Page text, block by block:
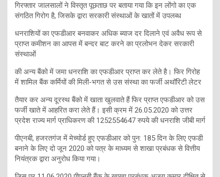
गिरफ्तार जालसालों ने विस्तृत पूछताछ पर बताया गया कि इन लोंगो का एक
संगठित गिरोग है, जिसके द्वारा सरकारी संस्थाओं के खातों में उपलब्ध
धनराशियों का एफडीआर बनवाकर अधिक ब्याज दर दिलाने एवं अवैध रूप से
प्राप्त कमीशन का आपस में बन्दर बाट करने का प्रलोभन देकर सरकारी
संस्थाओं
की अन्य बैंको में जमा धनराशि का एफडीआर प्राप्त कर लेते है। फिर गिरोह
में शामिल बैंक कर्मियों की मिली-भगत से उस संस्था का फर्जी अथॉरिटी लेटर
तैयार कर अन्य दूरस्थ बैंको में खाता खुलवाते हैं फिर प्राप्त एफडीआर को उस
फर्जी खाते में आहरित करा लेते हैं। इसी क्रम में 26.05.2020 को उत्तर
प्रदेश राज्य मार्ग प्राधिकरण की 1252554647 रुपये की धनराशि जीबी मार्ग
पीएनबी, हजरतगंज में मेच्योर्ड हुए एफडीआर को पुन: 185 दिन के लिए एफडी
बनाने के लिए दो जून 2020 को पत्र के माध्यम से शाखा प्रबंधक से वित्तीय
नियंत्रक द्वारा अनुरोध किया गया।